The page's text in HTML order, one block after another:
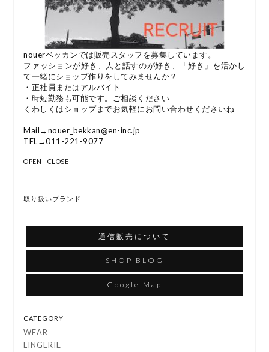
nouerベッカンでは販売スタッフを募集しています。
ファッションが好き、人と話すのが好き、「好き」を活かし
て一緒にショップ作りをしてみませんか？
・正社員またはアルバイト
・時短勤務も可能です。ご相談ください
くわしくはショップまでお気軽にお問い合わせくださいね
Mail→nouer_bekkan@en-inc.jp
TEL→011-221-9077
OPEN - CLOSE
取り扱いブランド
通信販売について
SHOP BLOG
Google Map
CATEGORY
WEAR
LINGERIE